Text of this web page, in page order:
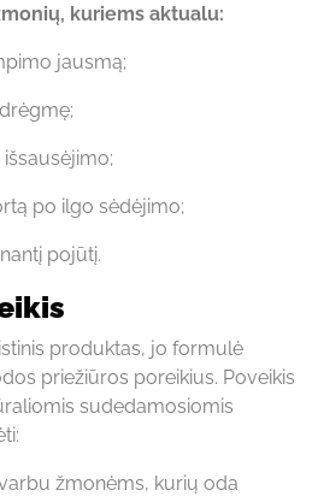
kuriems aktualu:
jausmą;
po ilgo sėdėjimo;
pojūtį.
produktas, jo formulė
priežiūros poreikius. Poveikis
sudedamosiomis
žmonėms, kurių oda